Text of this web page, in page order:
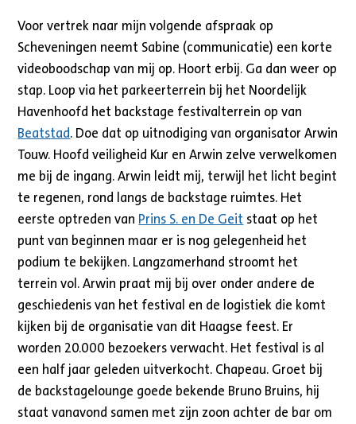
Voor vertrek naar mijn volgende afspraak op
Scheveningen neemt Sabine (communicatie) een korte
videoboodschap van mij op. Hoort erbij. Ga dan weer op
stap. Loop via het parkeerterrein bij het Noordelijk
Havenhoofd het backstage festivalterrein op van
Beatstad. Doe dat op uitnodiging van organisator Arwin
Touw. Hoofd veiligheid Kur en Arwin zelve verwelkomen
me bij de ingang. Arwin leidt mij, terwijl het licht begint
te regenen, rond langs de backstage ruimtes. Het
eerste optreden van Prins S. en De Geit staat op het
punt van beginnen maar er is nog gelegenheid het
podium te bekijken. Langzamerhand stroomt het
terrein vol. Arwin praat mij bij over onder andere de
geschiedenis van het festival en de logistiek die komt
kijken bij de organisatie van dit Haagse feest. Er
worden 20.000 bezoekers verwacht. Het festival is al
een half jaar geleden uitverkocht. Chapeau. Groet bij
de backstagelounge goede bekende Bruno Bruins, hij
staat vanavond samen met zijn zoon achter de bar om